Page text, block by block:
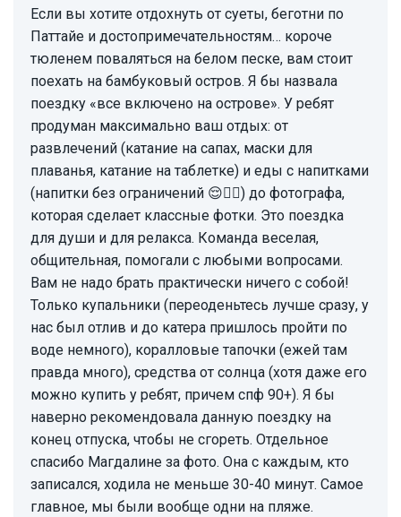
Если вы хотите отдохнуть от суеты, беготни по
Паттайе и достопримечательностям… короче
тюленем поваляться на белом песке, вам стоит
поехать на бамбуковый остров. Я бы назвала
поездку «все включено на острове». У ребят
продуман максимально ваш отдых: от
развлечений (катание на сапах, маски для
плаванья, катание на таблетке) и еды с напитками
(напитки без ограничений 😌👌🏻) до фотографа,
которая сделает классные фотки. Это поездка
для души и для релакса. Команда веселая,
общительная, помогали с любыми вопросами.
Вам не надо брать практически ничего с собой!
Только купальники (переоденьтесь лучше сразу, у
нас был отлив и до катера пришлось пройти по
воде немного), коралловые тапочки (ежей там
правда много), средства от солнца (хотя даже его
можно купить у ребят, причем спф 90+). Я бы
наверно рекомендовала данную поездку на
конец отпуска, чтобы не сгореть. Отдельное
спасибо Магдалине за фото. Она с каждым, кто
записался, ходила не меньше 30-40 минут. Самое
главное, мы были вообще одни на пляже.